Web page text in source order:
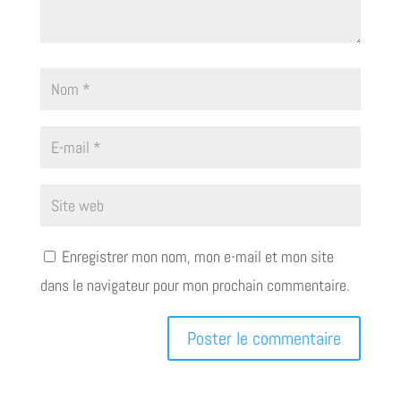
Enregistrer mon nom, mon e-mail et mon site
dans le navigateur pour mon prochain commentaire.